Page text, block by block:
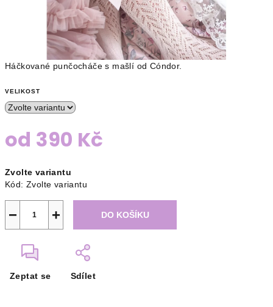
Háčkované punčocháče s mašlí od Cóndor.
VELIKOST
od 390 Kč
cena:
Zvolte variantu
Kód: Zvolte variantu
+
− DO KOŠÍKU
Zeptat se Sdílet